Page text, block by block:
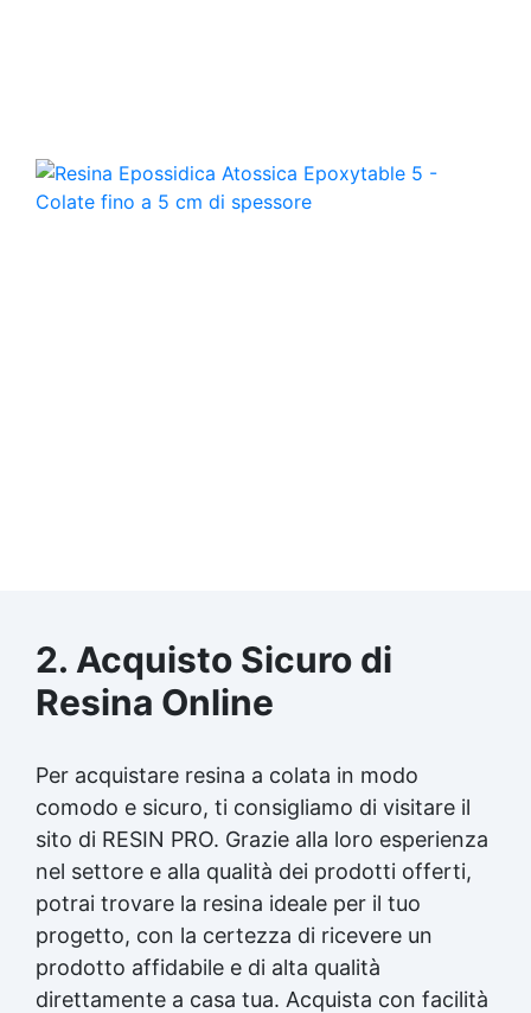
2. Acquisto Sicuro di
Resina Online
Per acquistare resina a colata in modo
comodo e sicuro, ti consigliamo di visitare il
sito di RESIN PRO. Grazie alla loro esperienza
nel settore e alla qualità dei prodotti offerti,
potrai trovare la resina ideale per il tuo
progetto, con la certezza di ricevere un
prodotto affidabile e di alta qualità
direttamente a casa tua. Acquista con facilità